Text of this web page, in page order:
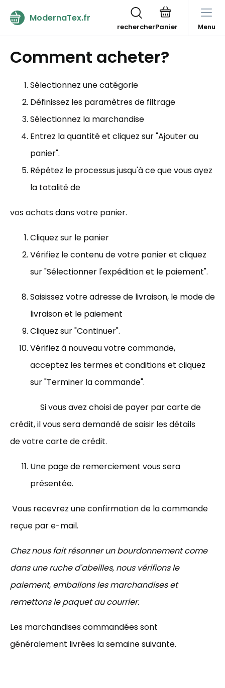
ModernaTex.fr
rechercher Menu
Comment acheter?
Sélectionnez une catégorie
Définissez les paramètres de filtrage
Sélectionnez la marchandise
Entrez la quantité et cliquez sur "Ajouter au
panier".
Répétez le processus jusqu'à ce que vous ayez
la totalité de
vos achats dans votre panier.
Cliquez sur le panier
Vérifiez le contenu de votre panier et cliquez
sur "Sélectionner l'expédition et le paiement".
Saisissez votre adresse de livraison, le mode de
livraison et le paiement
Cliquez sur "Continuer".
Vérifiez à nouveau votre commande,
acceptez les termes et conditions et cliquez
sur "Terminer la commande".
Si vous avez choisi de payer par carte de
crédit, il vous sera demandé de saisir les détails
de votre carte de crédit.
Une page de remerciement vous sera
présentée.
Vous recevrez une confirmation de la commande
reçue par e-mail.
Chez nous fait résonner un bourdonnement come
dans une ruche d'abeilles, nous vérifions le
paiement, emballons les marchandises et
remettons le paquet au courrier.
Les marchandises commandées sont
généralement livrées la semaine suivante.